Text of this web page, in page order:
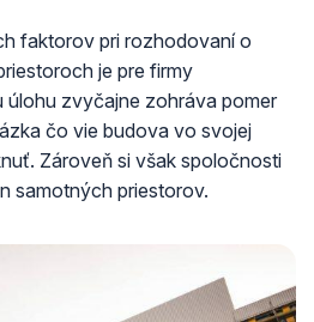
faktorov pri rozhodovaní o
je pre firmy
úlohu zvyčajne zohráva pomer
čo vie budova vo svojej
Zároveň si však spoločnosti
samotných priestorov.